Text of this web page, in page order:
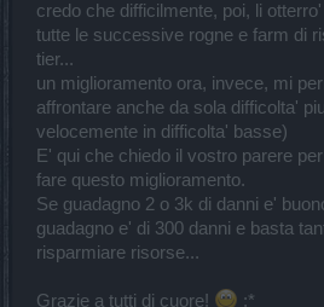
credo che difficilmente, poi, li
tutte le successive rogne e farm di
tier...
un miglioramento ora, invece, mi
affrontare anche da sola difficolta'
velocemente in difficolta' basse)
E' qui che chiedo il vostro parere
fare questo miglioramento.
Se guadagno 2 o 3k di danni e'
guadagno e' di 300 danni e basta
risparmiare risorse...
Grazie a tutti di cuore! :*